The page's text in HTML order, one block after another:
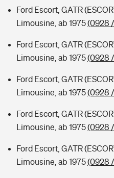
Ford Escort, GATR
Limousine, ab 1975(0928
Ford Escort, GATR
Limousine, ab 1975(0928
Ford Escort, GATR
Limousine, ab 1975(0928
Ford Escort, GATR
Limousine, ab 1975(0928
Ford Escort, GATR
Limousine, ab 1975(0928